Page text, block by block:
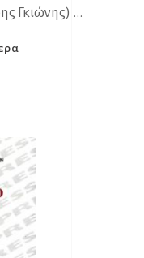
Γκιώνης)